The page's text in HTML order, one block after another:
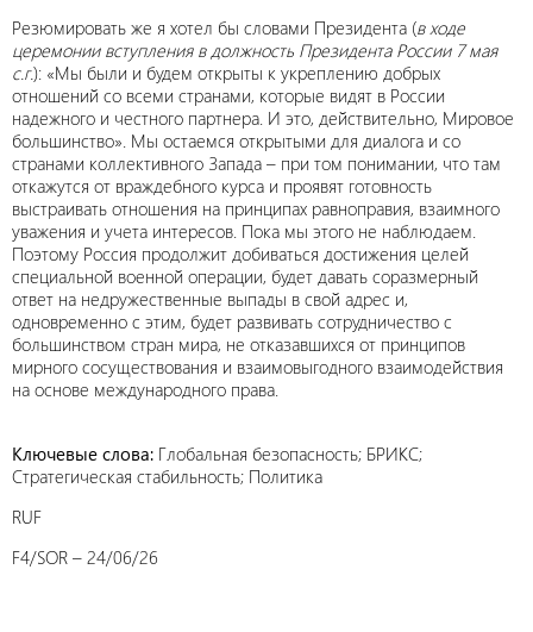
Резюмировать же я хотел бы словами Президента (в ходе
церемонии вступления в должность Президента России 7 мая
с.г.): «Мы были и будем открыты к укреплению добрых
отношений со всеми странами, которые видят в России
надежного и честного партнера. И это, действительно, Мировое
большинство». Мы остаемся открытыми для диалога и со
странами коллективного Запада – при том понимании, что там
откажутся от враждебного курса и проявят готовность
выстраивать отношения на принципах равноправия, взаимного
уважения и учета интересов. Пока мы этого не наблюдаем.
Поэтому Россия продолжит добиваться достижения целей
специальной военной операции, будет давать соразмерный
ответ на недружественные выпады в свой адрес и,
одновременно с этим, будет развивать сотрудничество с
большинством стран мира, не отказавшихся от принципов
мирного сосуществования и взаимовыгодного взаимодействия
на основе международного права.
Ключевые слова: Глобальная безопасность; БРИКС;
Стратегическая стабильность; Политика
RUF
F4/SOR – 24/06/26